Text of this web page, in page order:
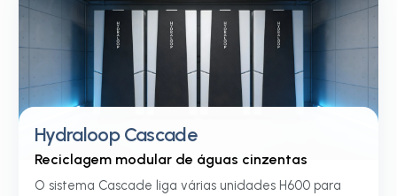
Hydraloop Cascade
Reciclagem modular de águas cinzentas
O sistema Cascade liga várias unidades H600 para